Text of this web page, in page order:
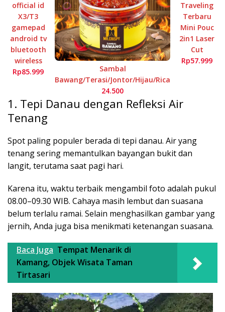
official id
X3/T3
gamepad
android tv
bluetooth
wireless
Rp85.999
Sambal
Bawang/Terasi/Jontor/Hijau/Rica
24.500
Traveling
Terbaru
Mini Pouc
2in1 Laser
Cut
Rp57.999
1. Tepi Danau dengan Refleksi Air
Tenang
Spot paling populer berada di tepi danau. Air yang
tenang sering memantulkan bayangan bukit dan
langit, terutama saat pagi hari.
Karena itu, waktu terbaik mengambil foto adalah pukul
08.00–09.30 WIB. Cahaya masih lembut dan suasana
belum terlalu ramai. Selain menghasilkan gambar yang
jernih, Anda juga bisa menikmati ketenangan suasana.
Baca Juga Tempat Menarik di
Kamang, Objek Wisata Taman
Tirtasari